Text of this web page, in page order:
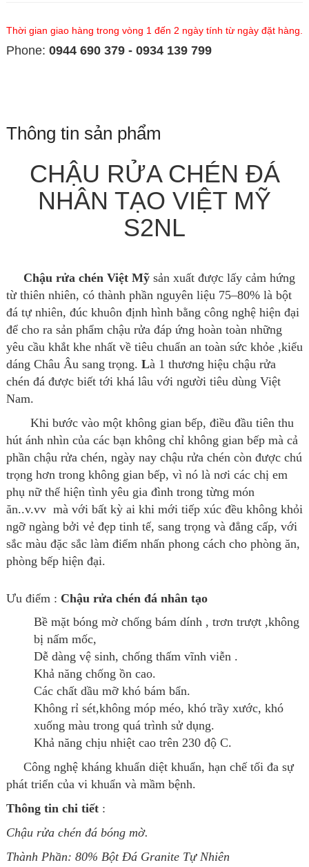
Thời gian giao hàng trong vòng 1 đến 2 ngày tính từ ngày đặt hàng.
Phone: 0944 690 379 - 0934 139 799
Thông tin sản phẩm
CHẬU RỬA CHÉN ĐÁ
NHÂN TẠO VIỆT MỸ
S2NL
Chậu rửa chén Việt Mỹsản xuất được lấy cảm hứng
từ thiên nhiên, có thành phần nguyên liệu 75–80% là bột
đá tự nhiên, đúc khuôn định hình bằng công nghệ hiện đại
để cho ra sản phẩm chậu rửa đáp ứng hoàn toàn những
yêu cầu khắt khe nhất về tiêu chuẩn an toàn sức khỏe ,kiểu
dáng Châu Âu sang trọng. Là 1 thương hiệu chậu rửa
chén đá được biết tới khá lâu với người tiêu dùng Việt
Nam.
Khi bước vào một không gian bếp, điều đầu tiên thu
hút ánh nhìn của các bạn không chỉ không gian bếp mà cả
phần chậu rửa chén, ngày nay chậu rửa chén còn được chú
trọng hơn trong không gian bếp, vì nó là nơi các chị em
phụ nữ thể hiện tình yêu gia đình trong từng món
ăn..v.vv mà với bất kỳ ai khi mới tiếp xúc đều không khỏi
ngỡ ngàng bởi vẻ đẹp tinh tế, sang trọng và đẳng cấp, với
sắc màu đặc sắc làm điểm nhấn phong cách cho phòng ăn,
phòng bếp hiện đại.
Ưu điểm : Chậu rửa chén đánhân tạo
Bề mặt bóng mờ chống bám dính , trơn trượt ,không
bị nấm mốc,
Dễ dàng vệ sinh, chống thấm vĩnh viễn .
Khả năng chống ồn cao.
Các chất dầu mỡ khó bám bẩn.
Không rỉ sét,không móp méo, khó trầy xước, khó
xuống màu trong quá trình sử dụng.
Khả năng chịu nhiệt cao trên 230 độ C.
Công nghệ kháng khuẩn diệt khuẩn, hạn chế tối đa sự
phát triển của vi khuẩn và mầm bệnh.
Thông tin chi tiết:
Chậu rửa chén đá bóng mờ.
Thành Phần: 80% Bột Đá Granite Tự Nhiên